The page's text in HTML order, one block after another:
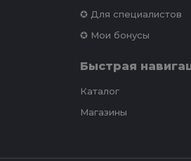
✪ Для специалистов
✪ Мои бонусы
Быстрая
Каталог
Магазины